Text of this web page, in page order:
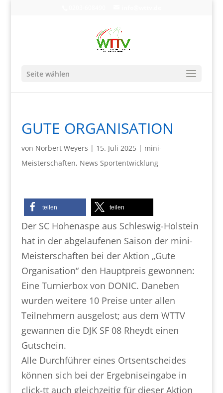
Seite wählen
GUTE ORGANISATION
von Norbert Weyers | 15. Juli 2025| mini-
Meisterschaften, News Sportentwicklung
teilen teilen
Der SC Hohenaspe aus Schleswig-Holstein
hat in der abgelaufenen Saison der mini-
Meisterschaften bei der Aktion „Gute
Organisation“ den Hauptpreis gewonnen:
Eine Turnierbox von DONIC. Daneben
wurden weitere 10 Preise unter allen
Teilnehmern ausgelost; aus dem WTTV
gewannen die DJK SF 08 Rheydt einen
Gutschein.
Alle Durchführer eines Ortsentscheides
können sich bei der Ergebniseingabe in
click-tt auch gleichzeitig für dieser Aktion